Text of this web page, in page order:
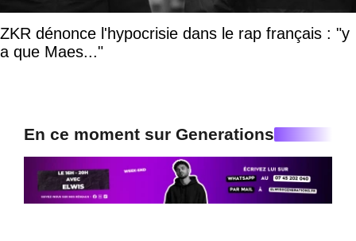
ZKR dénonce l'hypocrisie dans le rap français : "y
a que Maes..."
En ce moment sur Generations